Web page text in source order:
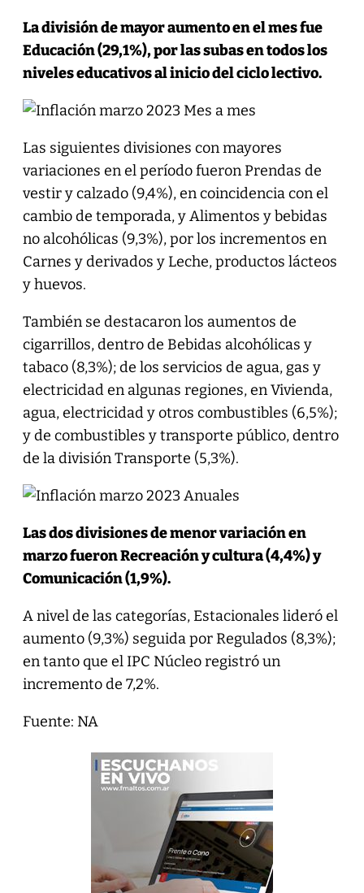
La división de mayor aumento en el mes fue
Educación (29,1%), por las subas en todos los
niveles educativos al inicio del ciclo lectivo.
Las siguientes divisiones con mayores
variaciones en el período fueron Prendas de
vestir y calzado (9,4%), en coincidencia con el
cambio de temporada, y Alimentos y bebidas
no alcohólicas (9,3%), por los incrementos en
Carnes y derivados y Leche, productos lácteos
y huevos.
También se destacaron los aumentos de
cigarrillos, dentro de Bebidas alcohólicas y
tabaco (8,3%); de los servicios de agua, gas y
electricidad en algunas regiones, en Vivienda,
agua, electricidad y otros combustibles (6,5%);
y de combustibles y transporte público, dentro
de la división Transporte (5,3%).
Las dos divisiones de menor variación en
marzo fueron Recreación y cultura (4,4%) y
Comunicación (1,9%).
A nivel de las categorías, Estacionales lideró el
aumento (9,3%) seguida por Regulados (8,3%);
en tanto que el IPC Núcleo registró un
incremento de 7,2%.
Fuente: NA